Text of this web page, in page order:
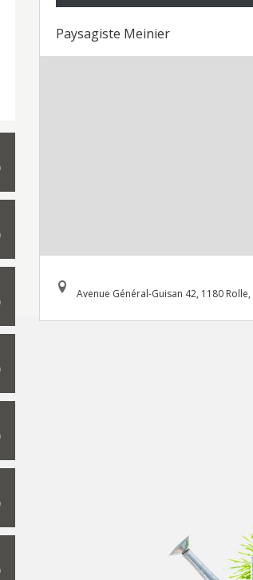
Paysagiste Meinier
Avenue Général-Guisan 42, 1180 Rolle,